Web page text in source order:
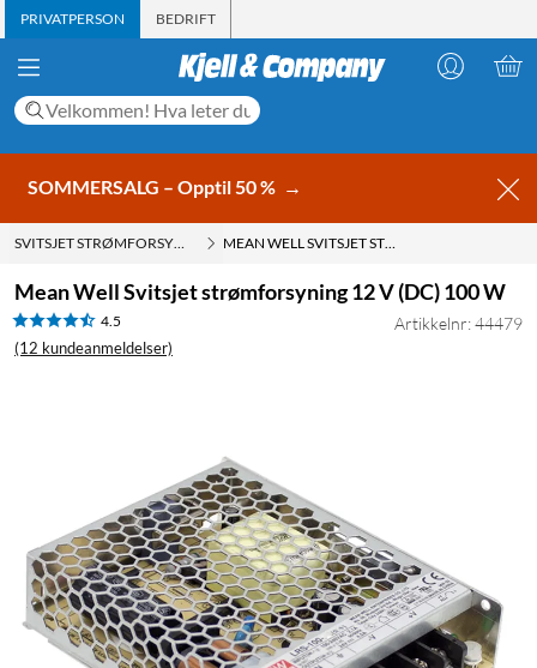
PRIVATPERSON BEDRIFT
SOMMERSALG – Opptil 50 % →
SVITSJET STRØMFORSYNING MEAN WELL SVITSJET STRØMFORSYNING 12 V (DC) 100 W
Mean Well Svitsjet strømforsyning 12 V (DC) 100 W
4.5
(12 kundeanmeldelser)
Artikkelnr: 44479